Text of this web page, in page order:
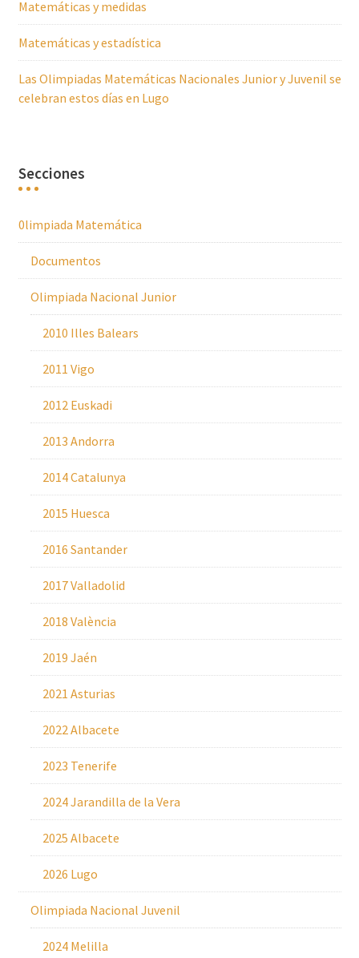
Matemáticas y medidas
Matemáticas y estadística
Las Olimpiadas Matemáticas Nacionales Junior y Juvenil se
celebran estos días en Lugo
Secciones
0limpiada Matemática
Documentos
Olimpiada Nacional Junior
2010 Illes Balears
2011 Vigo
2012 Euskadi
2013 Andorra
2014 Catalunya
2015 Huesca
2016 Santander
2017 Valladolid
2018 València
2019 Jaén
2021 Asturias
2022 Albacete
2023 Tenerife
2024 Jarandilla de la Vera
2025 Albacete
2026 Lugo
Olimpiada Nacional Juvenil
2024 Melilla